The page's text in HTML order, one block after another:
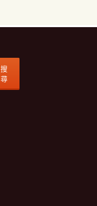
搜
尋